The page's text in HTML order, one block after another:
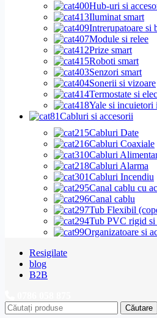
Hub-uri si
Iluminat smart
Intrerupatoare si
Module si relee
Prize smart
Roboti smart
Senzori smart
Sonerii si vizoare
Termostate si
Yale si incuietori
Cabluri si accesorii
Cabluri Date
Cabluri Coaxiale
Cabluri
Cabluri Alarma
Cabluri Incendiu
Canal cablu cu
Canal cablu
Tub Flexibil
Tub PVC rigid si
Organizatoare si
Resigilate
blog
B2B
Căutare